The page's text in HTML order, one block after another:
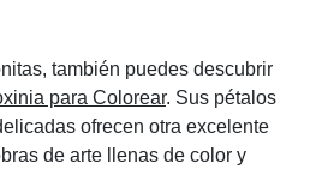
también puedes descubrir
para Colorear. Sus pétalos
ofrecen otra excelente
de arte llenas de color y